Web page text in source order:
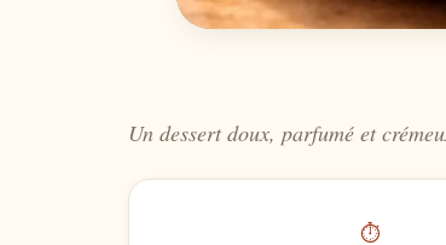
Un dessert doux, parfumé et
⏱